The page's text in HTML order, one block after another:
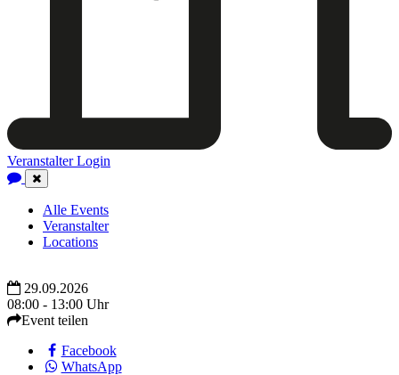
Veranstalter Login
Close
Navigation
Alle Events
Veranstalter
Locations
29.09.2026
08:00 - 13:00 Uhr
Event teilen
Facebook
WhatsApp